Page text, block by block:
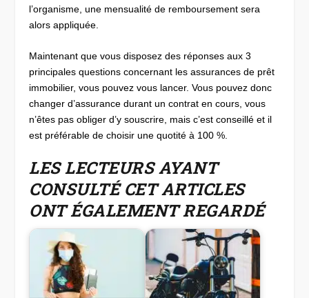
l’organisme, une mensualité de remboursement sera
alors appliquée.
Maintenant que vous disposez des réponses aux 3
principales questions concernant les assurances de prêt
immobilier, vous pouvez vous lancer. Vous pouvez donc
changer d’assurance durant un contrat en cours, vous
n’êtes pas obliger d’y souscrire, mais c’est conseillé et il
est préférable de choisir une quotité à 100 %.
LES LECTEURS AYANT
CONSULTÉ CET ARTICLES
ONT ÉGALEMENT REGARDÉ